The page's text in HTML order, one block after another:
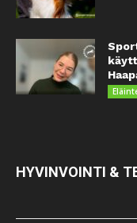
HYVINVOINTI &